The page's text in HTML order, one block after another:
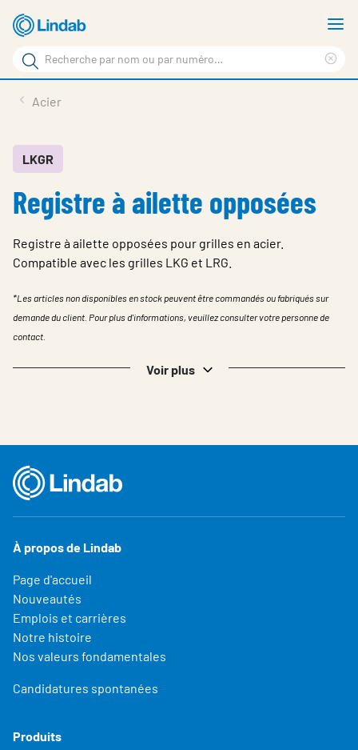
Aller
au
contenu
principal
Rechercher
Rechercher
sur
site
En vedette
À propos de Lindab
Contact
Downloads
Identification
Choisir la langue
Switzerland - French
Acier
LKGR
Registre à ailette opposées
Registre à ailette opposées pour grilles en acier.
Compatible avec les grilles LKG et LRG.
*Les articles non disponibles en stock peuvent être commandés ou fabriqués sur
demande du client. Pour plus d'informations, veuillez consulter votre personne de
contact.
Voir plus
À propos de Lindab
Page d'accueil
Nouveautés
Emplois et carrières
Notre histoire
Nos valeurs fondamentales
Candidatures spontanées
Produits